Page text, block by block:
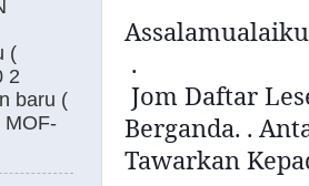
.
Jom Daftar
Berganda. .
Tawarkan
(
2
baru (
MOF-